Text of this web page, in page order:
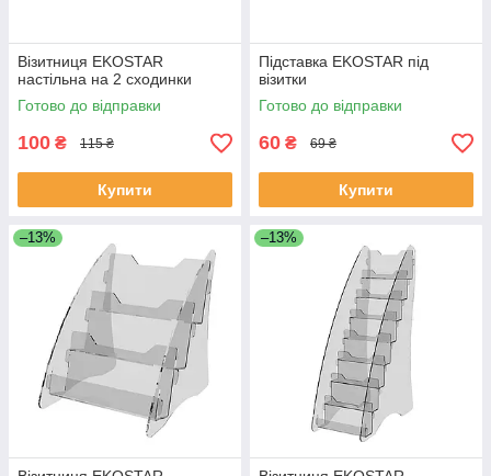
Візитниця EKOSTAR
настільна на 2 сходинки
Готово до відправки
100 ₴ 115 ₴
Купити
Підставка EKOSTAR під
візитки
Готово до відправки
60 ₴ 69 ₴
Купити
–13% –13%